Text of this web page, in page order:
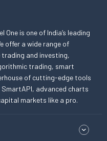
One is one of India’s leading
offer a wide range of
trading and investing,
trading, smart
of cutting-edge tools
advanced charts
markets like a pro.